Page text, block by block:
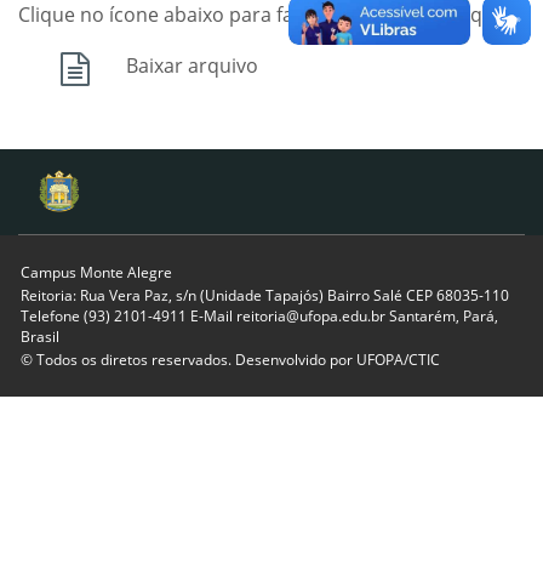
Clique no ícone abaixo para fazer download do arquivo
Baixar arquivo
Campus Monte Alegre
Reitoria: Rua Vera Paz, s/n (Unidade Tapajós) Bairro Salé CEP 68035-110
Telefone (93) 2101-4911 E-Mail reitoria@ufopa.edu.br Santarém, Pará,
Brasil
© Todos os diretos reservados. Desenvolvido por UFOPA/CTIC